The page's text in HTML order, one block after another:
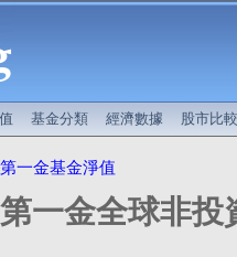
基金分類 經濟數據 股市比較
第一金基金淨值
第一金全球非投